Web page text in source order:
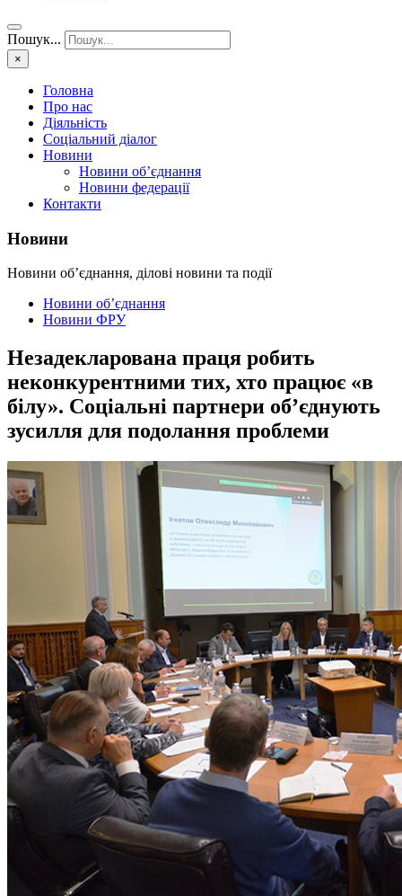
Пошук...
×
Головна
Про нас
Діяльність
Соціальний діалог
Новини
Новини об’єднання
Новини федерації
Контакти
Новини
Новини об’єднання, ділові новини та події
Новини об’єднання
Новини ФРУ
Незадекларована праця робить
неконкурентними тих, хто працює «в
білу». Соціальні партнери об’єднують
зусилля для подолання проблеми